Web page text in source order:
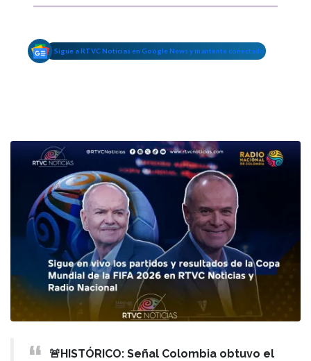
Sigue a RTVC Noticias en Google News y mantente conectado
🚨HISTÓRICO: Señal Colombia obtuvo el